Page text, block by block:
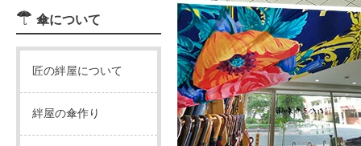
傘について
匠の絆屋について
絆屋の傘作り